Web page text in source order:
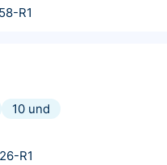
R1
10 und
R1